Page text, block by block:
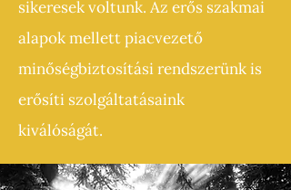
sikeresek voltunk. Az erős szakmai
alapok mellett piacvezető
minőségbiztosítási rendszerünk is
erősíti szolgáltatásaink
kiválóságát.